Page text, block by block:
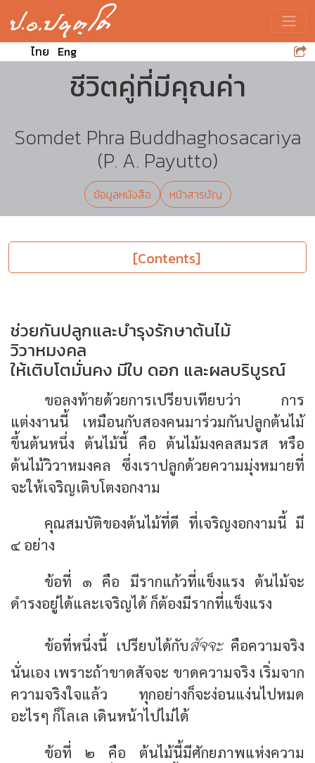
ไทย Eng
ชีวิตคู่ที่มีคุณค่า
Somdet Phra Buddhaghosacariya
(P. A. Payutto)
ข้อมูลหนังสือ หน้าสารบัญ
[Contents]
ช่วยกันปลูกและบำรุงรักษาต้นไม้
วิวาหมงคล
ให้เติบโตมั่นคง มีใบ ดอก และผลบริบูรณ์
ขอลงท้ายด้วยการเปรียบเทียบว่า การ
แต่งงานนี้ เหมือนกับสองคนมาร่วมกันปลูกต้นไม้
ขึ้นต้นหนึ่ง ต้นไม้นี้ คือ ต้นไม้มงคลสมรส หรือ
ต้นไม้วิวาหมงคล ซึ่งเราปลูกด้วยความมุ่งหมายที่
จะให้เจริญเติบโตงอกงาม
คุณสมบัติของต้นไม้ที่ดี ที่เจริญงอกงามนี้ มี
๔ อย่าง
ข้อที่ ๑ คือ มีรากแก้วที่แข็งแรง ต้นไม้จะ
ดำรงอยู่ได้และเจริญได้ ก็ต้องมีรากที่แข็งแรง
ข้อที่หนึ่งนี้ เปรียบได้กับสัจจะคือความจริง
นั่นเอง เพราะถ้าขาดสัจจะ ขาดความจริง เริ่มจาก
ความจริงใจแล้ว ทุกอย่างก็จะง่อนแง่นไปหมด
อะไรๆ ก็โลเล เดินหน้าไปไม่ได้
ข้อที่ ๒ คือ ต้นไม้นี้มีศักยภาพแห่งความ